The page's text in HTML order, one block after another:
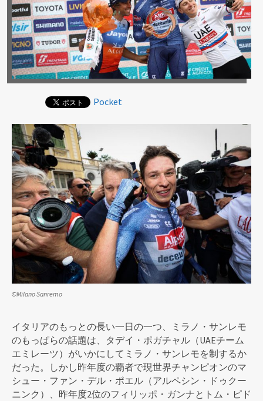
Pocket
©Milano Sanremo
イタリアのもっとの長い一日の一つ、ミラノ・サンレモ
のもっぱらの話題は、タデイ・ポガチャル（UAEチーム
エミレーツ）がいかにしてミラノ・サンレモを制するか
だった。しかし昨年度の覇者で現世界チャンピオンのマ
シュー・ファン・デル・ポエル（アルペシン・ドゥクー
ニンク）、昨年度2位のフィリッポ・ガンナとトム・ピド